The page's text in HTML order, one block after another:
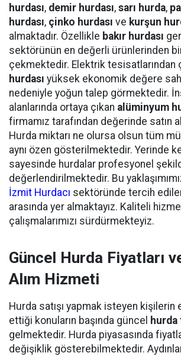
hurdası, demir hurdası, sarı hurda,
hurdası, çinko hurdası ve kurşun
almaktadır. Özellikle bakır hurdası
sektörünün en değerli ürünlerinden
çekmektedir. Elektrik tesisatlarından
hurdası yüksek ekonomik değere
nedeniyle yoğun talep görmektedir.
alanlarında ortaya çıkan alüminyum
firmamız tarafından değerinde satın
Hurda miktarı ne olursa olsun tüm
aynı özen gösterilmektedir. Yerinde
sayesinde hurdalar profesyonel
değerlendirilmektedir. Bu
İzmit Hurdacı sektöründe tercih
arasında yer almaktayız. Kaliteli
çalışmalarımızı sürdürmekteyiz.
Güncel Hurda Fiyatları
Alım Hizmeti
Hurda satışı yapmak isteyen kişilerin
ettiği konuların başında güncel hurda
gelmektedir. Hurda piyasasında
değişiklik gösterebilmektedir.